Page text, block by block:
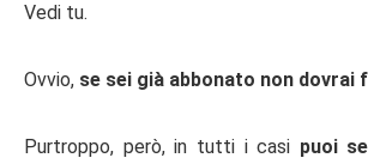
Vedi tu.
Ovvio, se sei già abbonato non dovrai
Purtroppo, però, in tutti i casi puoi